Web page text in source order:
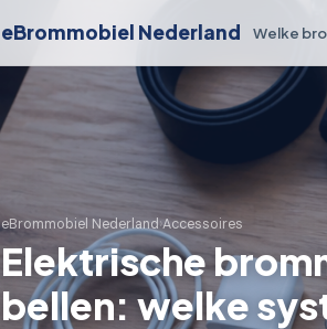
eBrommobiel Nederland Welke
eBrommobiel Nederland›Accessoires
Elektrische
bellen: welke